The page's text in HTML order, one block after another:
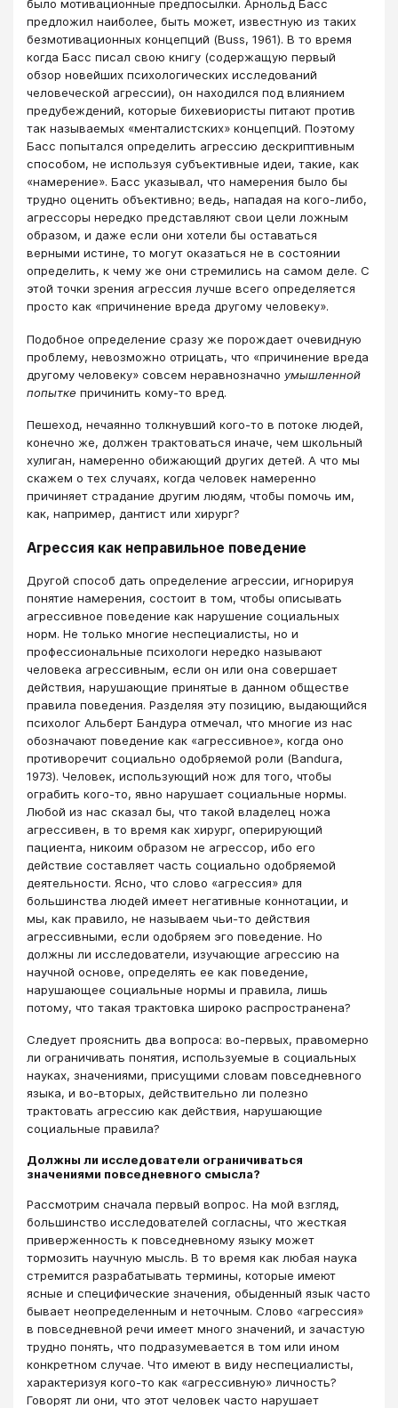
было мотивационные предпосылки. Арнольд Басс
предложил наиболее, быть может, известную из таких
безмотивационных концепций (Buss, 1961). В то время
когда Басс писал свою книгу (содержащую первый
обзор новейших психологических исследований
человеческой агрессии), он находился под влиянием
предубеждений, которые бихевиористы питают против
так называемых «менталистских» концепций. Поэтому
Басс попытался определить агрессию дескриптивным
способом, не используя субъективные идеи, такие, как
«намерение». Басс указывал, что намерения было бы
трудно оценить объективно; ведь, нападая на кого-либо,
агрессоры нередко представляют свои цели ложным
образом, и даже если они хотели бы оставаться
верными истине, то могут оказаться не в состоянии
определить, к чему же они стремились на самом деле. С
этой точки зрения агрессия лучше всего определяется
просто как «причинение вреда другому человеку».
Подобное определение сразу же порождает очевидную
проблему, невозможно отрицать, что «причинение вреда
другому человеку» совсем неравнозначно умышленной
попытке причинить кому-то вред.
Пешеход, нечаянно толкнувший кого-то в потоке людей,
конечно же, должен трактоваться иначе, чем школьный
хулиган, намеренно обижающий других детей. А что мы
скажем о тех случаях, когда человек намеренно
причиняет страдание другим людям, чтобы помочь им,
как, например, дантист или хирург?
Агрессия как неправильное поведение
Другой способ дать определение агрессии, игнорируя
понятие намерения, состоит в том, чтобы описывать
агрессивное поведение как нарушение социальных
норм. Не только многие неспециалисты, но и
профессиональные психологи нередко называют
человека агрессивным, если он или она совершает
действия, нарушающие принятые в данном обществе
правила поведения. Разделяя эту позицию, выдающийся
психолог Альберт Бандура отмечал, что многие из нас
обозначают поведение как «агрессивное», когда оно
противоречит социально одобряемой роли (Bandura,
1973). Человек, использующий нож для того, чтобы
ограбить кого-то, явно нарушает социальные нормы.
Любой из нас сказал бы, что такой владелец ножа
агрессивен, в то время как хирург, оперирующий
пациента, никоим образом не агрессор, ибо его
действие составляет часть социально одобряемой
деятельности. Ясно, что слово «агрессия» для
большинства людей имеет негативные коннотации, и
мы, как правило, не называем чьи-то действия
агрессивными, если одобряем эго поведение. Но
должны ли исследователи, изучающие агрессию на
научной основе, определять ее как поведение,
нарушающее социальные нормы и правила, лишь
потому, что такая трактовка широко распространена?
Следует прояснить два вопроса: во-первых, правомерно
ли ограничивать понятия, используемые в социальных
науках, значениями, присущими словам повседневного
языка, и во-вторых, действительно ли полезно
трактовать агрессию как действия, нарушающие
социальные правила?
Должны ли исследователи ограничиваться
значениями повседневного смысла?
Рассмотрим сначала первый вопрос. На мой взгляд,
большинство исследователей согласны, что жесткая
приверженность к повседневному языку может
тормозить научную мысль. В то время как любая наука
стремится разрабатывать термины, которые имеют
ясные и специфические значения, обыденный язык часто
бывает неопределенным и неточным. Слово «агрессия»
в повседневной речи имеет много значений, и зачастую
трудно понять, что подразумевается в том или ином
конкретном случае. Что имеют в виду неспециалисты,
характеризуя кого-то как «агрессивную» личность?
Говорят ли они, что этот человек часто нарушает